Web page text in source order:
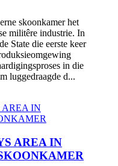
skoonkamer het
militêre industrie. In
State die eerste keer
in die
luggedraagde d...
AREA IN